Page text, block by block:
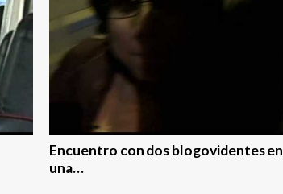
Encuentro con dos blogovidentes en
una…